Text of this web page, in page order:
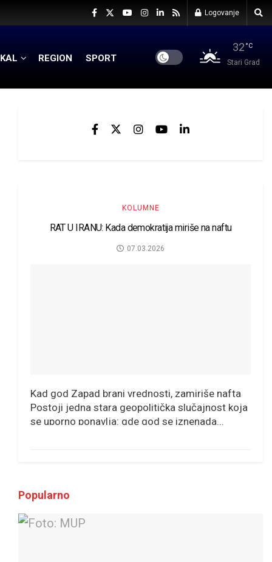
Logovanje
REGION SPORT
32 °C
Stari Grad
KOLUMNE
RAT U IRANU: Kada demokratija miriše na naftu
07.03.2026
Kad god Zapad brani vrednosti, zamiriše nafta
Postoji jedna stara geopolitička slučajnost koja
se uporno ponavlja: gde god se iznenada...
Popularno